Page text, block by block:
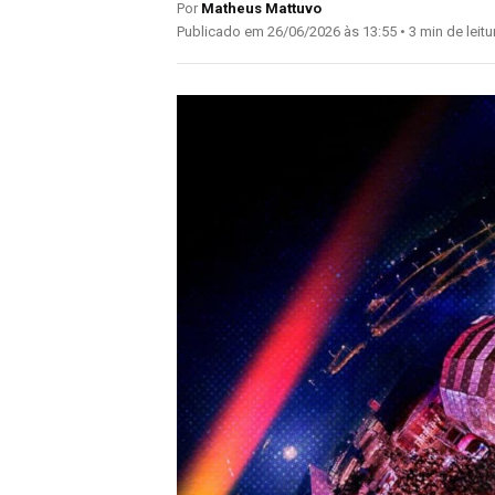
Por Matheus Mattuvo
Publicado em 26/06/2026 às 13:55 • 3 min de